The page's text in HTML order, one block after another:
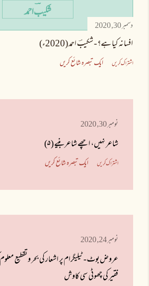
دسمبر 30, 2020
افسانہ کیا ہے؟ - شکیبؔ احمد (2020ء)
اشتراک کریں ایک تبصرہ شائع کریں
نومبر 30, 2020
شاعر نہیں، اچھے شاعر بنیے (۵)
اشتراک کریں ایک تبصرہ شائع کریں
نومبر 24, 2020
عروض بوٹ - ٹیلیگرام پر اشعار کی بحر و تقطیع
فقیر کی چھوٹی سی کاوش